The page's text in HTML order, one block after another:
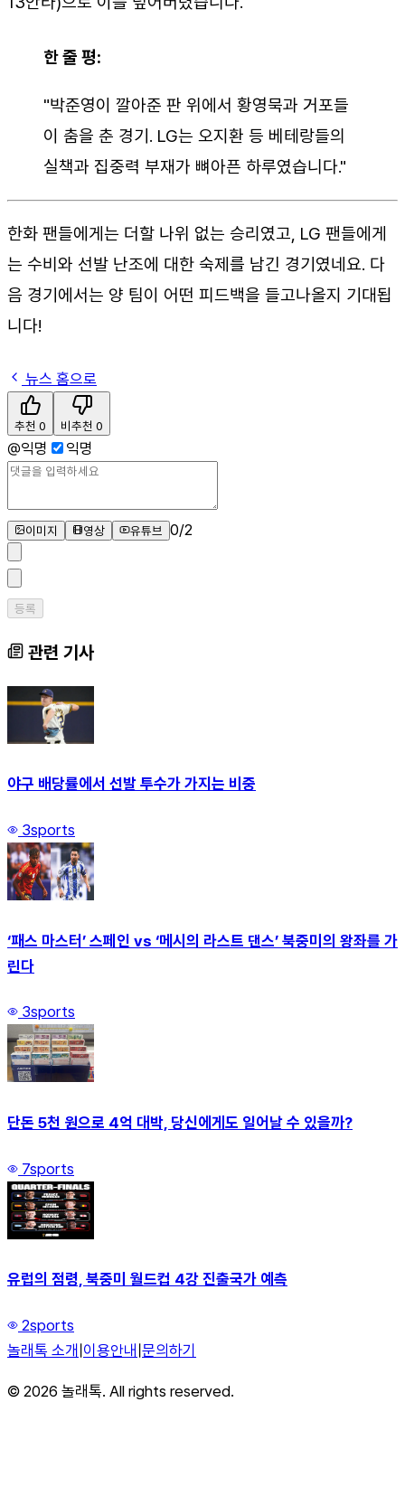
한 줄 평:
"박준영이 깔아준 판 위에서 황영묵과 거포들
이 춤을 춘 경기. LG는 오지환 등 베테랑들의
실책과 집중력 부재가 뼈아픈 하루였습니다."
한화 팬들에게는 더할 나위 없는 승리였고, LG 팬들에게
는 수비와 선발 난조에 대한 숙제를 남긴 경기였네요. 다
음 경기에서는 양 팀이 어떤 피드백을 들고나올지 기대됩
니다!
뉴스 홈으로
추천 0 비추천 0
@익명 익명
이미지 영상 유튜브 0/2
등록
관련 기사
야구 배당률에서 선발 투수가 가지는 비중
3sports
‘패스 마스터’ 스페인 vs ‘메시의 라스트 댄스’ 북중미의 왕좌를 가
린다
3sports
단돈 5천 원으로 4억 대박, 당신에게도 일어날 수 있을까?
7sports
유럽의 점령, 북중미 월드컵 4강 진출국가 예측
2sports
놀래톡 소개 |이용안내 |문의하기
© 2026 놀래톡. All rights reserved.